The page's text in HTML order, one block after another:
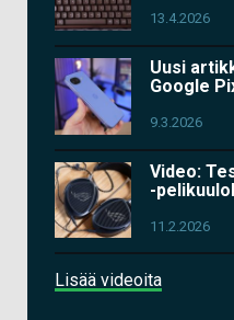
13.4.2026
Uusi
Google
9.3.2026
Video:
-
11.2.2026
Lisää videoita